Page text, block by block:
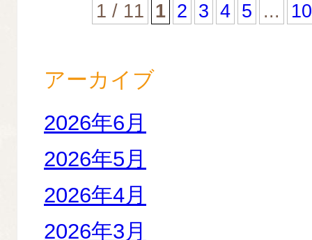
1 / 11 1 2 3 4 5 ... 10
アーカイブ
2026年6月
2026年5月
2026年4月
2026年3月